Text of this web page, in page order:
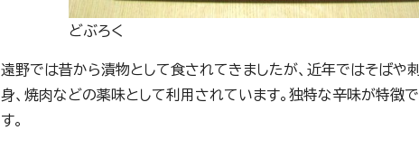
どぶろく
遠野では昔から漬物として食されてきましたが、近年ではそばや刺
身、焼肉などの薬味として利用されています。独特な辛味が特徴で
す。